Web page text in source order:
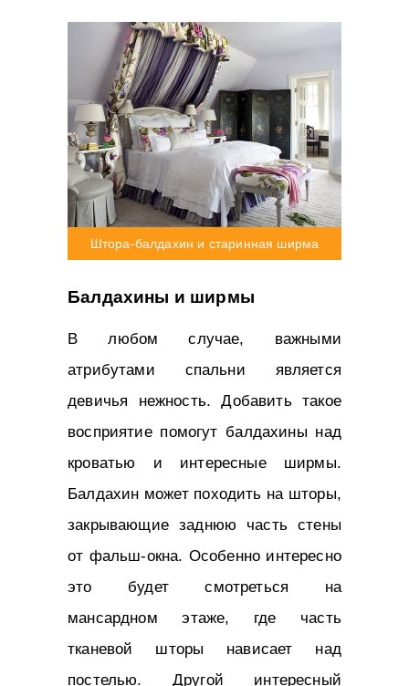
Штора-балдахин и старинная ширма
Балдахины и ширмы
В любом случае, важными
атрибутами спальни является
девичья нежность. Добавить такое
восприятие помогут балдахины над
кроватью и интересные ширмы.
Балдахин может походить на шторы,
закрывающие заднюю часть стены
от фальш-окна. Особенно интересно
это будет смотреться на
мансардном этаже, где часть
тканевой шторы нависает над
постелью. Другой интересный